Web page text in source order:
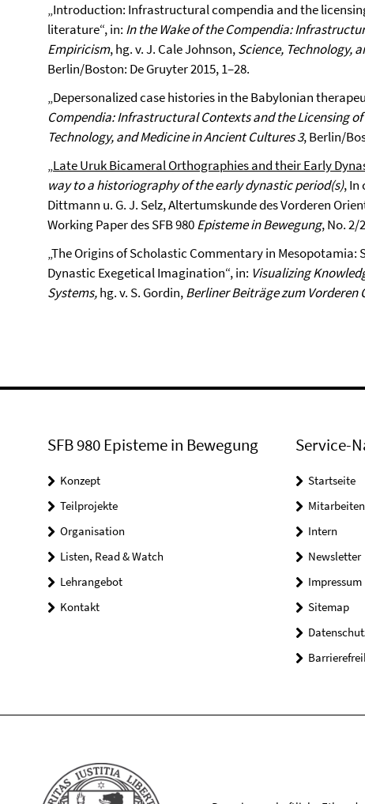
„Introduction: Infrastructural compendia and the
literature“, in: In the Wake of the Compendia:
Empiricism, hg. v. J. Cale Johnson,Science, Technology,
Berlin/Boston: De Gruyter 2015, 1–28.
„Depersonalized case histories in the Babylonian
Compendia: Infrastructural Contexts and the Licensing
Technology, and Medicine in Ancient Cultures 3, Berlin/
„Late Uruk Bicameral Orthographies and their Early
way to a historiography of the early dynastic period(s), In
Dittmann u. G. J. Selz, Altertumskunde des Vorderen
Working Paper des SFB 980Episteme in Bewegung, No. 2/
„The Origins of Scholastic Commentary in
Dynastic Exegetical Imagination“, in: Visualizing
Systems,hg. v. S. Gordin,Berliner Beiträge zum Vorderen
SFB 980 Episteme in Bewegung
Konzept
Teilprojekte
Organisation
Listen, Read & Watch
Lehrangebot
Kontakt
Service-
Startseite
Intern
Newsletter
Impressum
Sitemap